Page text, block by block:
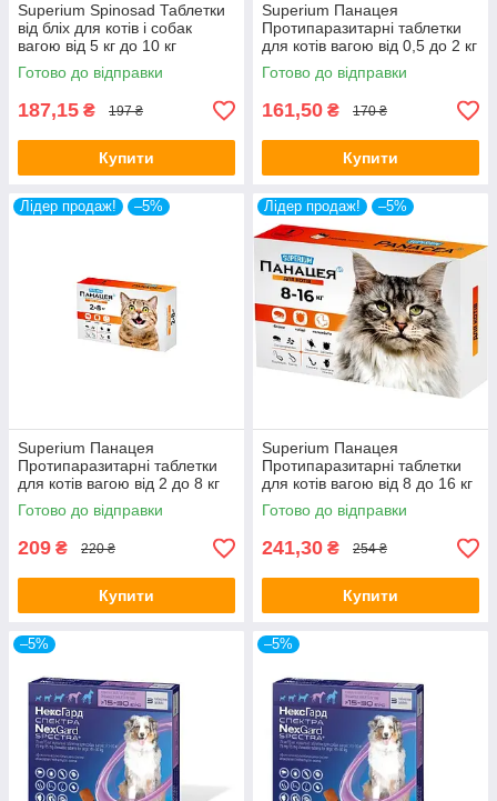
Superium Spinosad Таблетки
від бліх для котів і собак
вагою від 5 кг до 10 кг
Готово до відправки
187,15 ₴ 197 ₴
Купити
Superium Панацея
Протипаразитарні таблетки
для котів вагою від 0,5 до 2 кг
Готово до відправки
161,50 ₴ 170 ₴
Купити
Лідер продаж! –5%
Superium Панацея
Протипаразитарні таблетки
для котів вагою від 2 до 8 кг
Готово до відправки
209 ₴ 220 ₴
Купити
Лідер продаж! –5%
Superium Панацея
Протипаразитарні таблетки
для котів вагою від 8 до 16 кг
Готово до відправки
241,30 ₴ 254 ₴
Купити
–5% –5%